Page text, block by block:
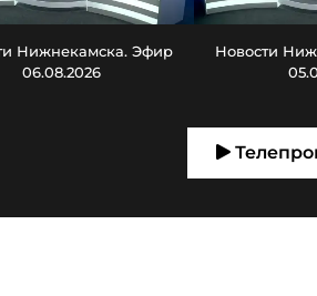
Нижнекамска. Эфир
06.08.2026
Новости